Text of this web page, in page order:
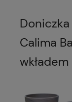
Calima
wkładem